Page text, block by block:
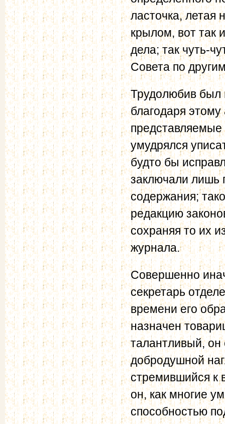
ласточка, летая
крылом, вот так
дела; так чуть-
Совета по
Трудолюбив
благодаря
умудрялся
будто бы
заключали лишь
содержания;
редакцию
сохраняя то их
журнала.
Совершенно
секретарь
времени его
назначен
талантливый, он
добродушной
стремившийся к
он, как многие
способностью